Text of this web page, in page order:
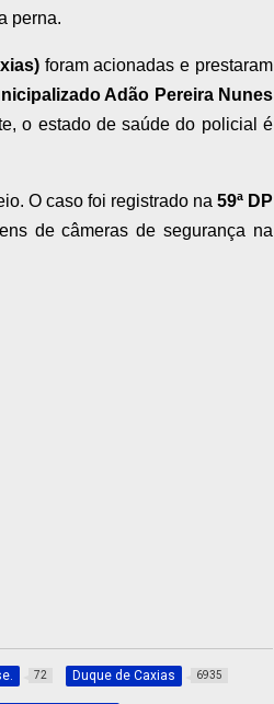
perna.
foram acionadas e prestaram
Adão Pereira Nunes
o estado de saúde do policial é
O caso foi registrado na 59ª DP
de câmeras de segurança na
72 Duque de Caxias 6935